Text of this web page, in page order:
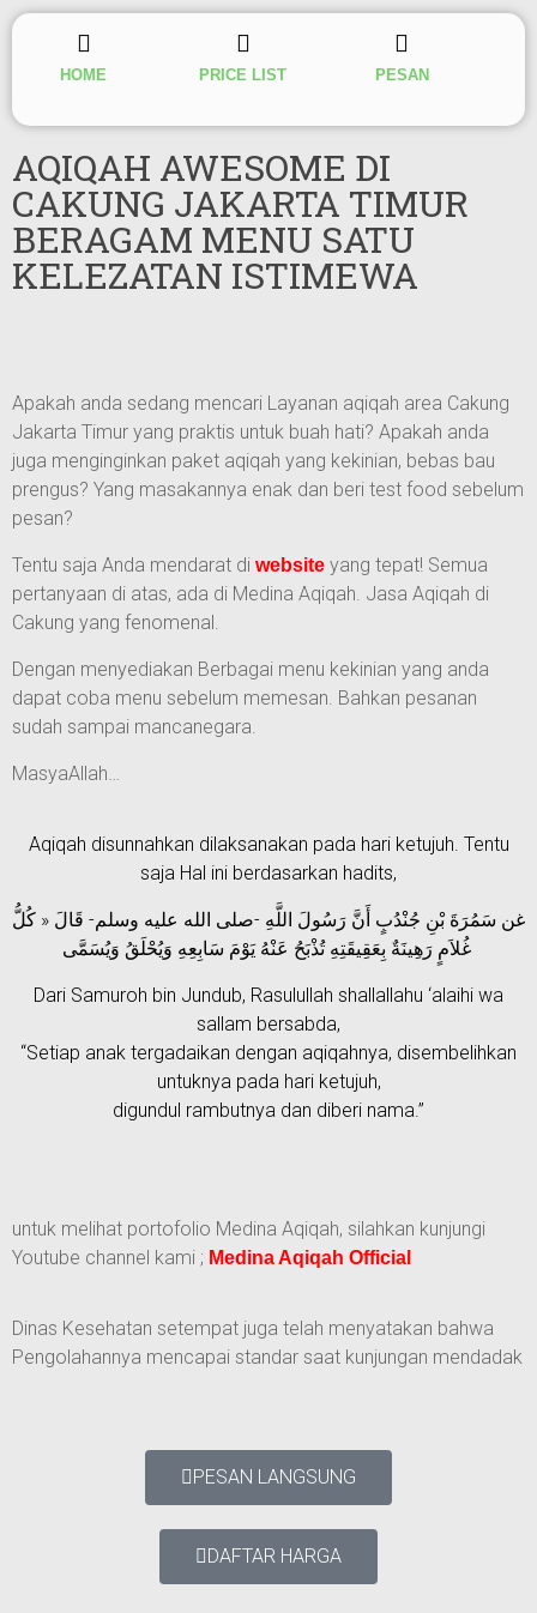
HOME PRICE LIST PESAN
AQIQAH AWESOME DI
CAKUNG JAKARTA TIMUR
BERAGAM MENU SATU
KELEZATAN ISTIMEWA
Apakah anda sedang mencari Layanan aqiqah area Cakung
Jakarta Timur yang praktis untuk buah hati? Apakah anda
juga menginginkan paket aqiqah yang kekinian, bebas bau
prengus? Yang masakannya enak dan beri test food sebelum
pesan?
Tentu saja Anda mendarat di website yang tepat! Semua
pertanyaan di atas, ada di Medina Aqiqah. Jasa Aqiqah di
Cakung yang fenomenal.
Dengan menyediakan Berbagai menu kekinian yang anda
dapat coba menu sebelum memesan. Bahkan pesanan
sudah sampai mancanegara.
MasyaAllah…
Aqiqah disunnahkan dilaksanakan pada hari ketujuh. Tentu
saja Hal ini berdasarkan hadits,
غن سَمُرَةَ بْنِ جُنْدُبٍ أَنَّ رَسُولَ اللَّهِ -صلى الله عليه وسلم- قَالَ « كُلُّ
غُلاَمٍ رَهِينَةٌ بِعَقِيقَتِهِ تُذْبَحُ عَنْهُ يَوْمَ سَابِعِهِ وَيُحْلَقُ وَيُسَمَّى
Dari Samuroh bin Jundub, Rasulullah shallallahu ‘alaihi wa
sallam bersabda,
“Setiap anak tergadaikan dengan aqiqahnya, disembelihkan
untuknya pada hari ketujuh,
digundul rambutnya dan diberi nama.”
untuk melihat portofolio Medina Aqiqah, silahkan kunjungi
Youtube channel kami ; Medina Aqiqah Official
Dinas Kesehatan setempat juga telah menyatakan bahwa
Pengolahannya mencapai standar saat kunjungan mendadak
PESAN LANGSUNG
DAFTAR HARGA